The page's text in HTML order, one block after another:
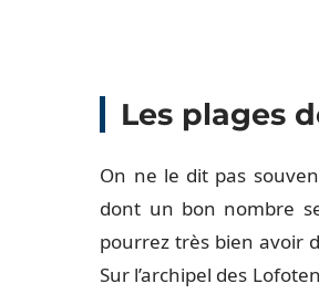
Les plages
On ne le dit pas
dont un bon nombre
pourrez très bien avoir
Sur l’archipel des